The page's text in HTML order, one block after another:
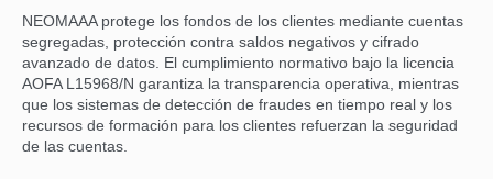
NEOMAAA protege los fondos de los clientes mediante cuentas
segregadas, protección contra saldos negativos y cifrado
avanzado de datos. El cumplimiento normativo bajo la licencia
AOFA L15968/N garantiza la transparencia operativa, mientras
que los sistemas de detección de fraudes en tiempo real y los
recursos de formación para los clientes refuerzan la seguridad
de las cuentas.